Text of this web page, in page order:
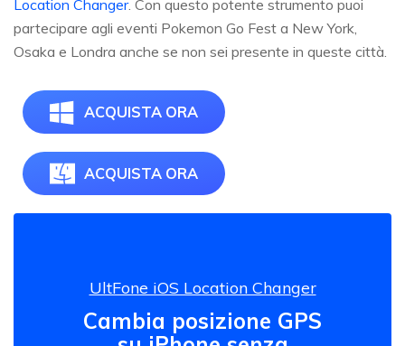
Location Changer. Con questo potente strumento puoi
partecipare agli eventi Pokemon Go Fest a New York,
Osaka e Londra anche se non sei presente in queste città.
ACQUISTA ORA
ACQUISTA ORA
UltFone iOS Location Changer
Cambia posizione GPS